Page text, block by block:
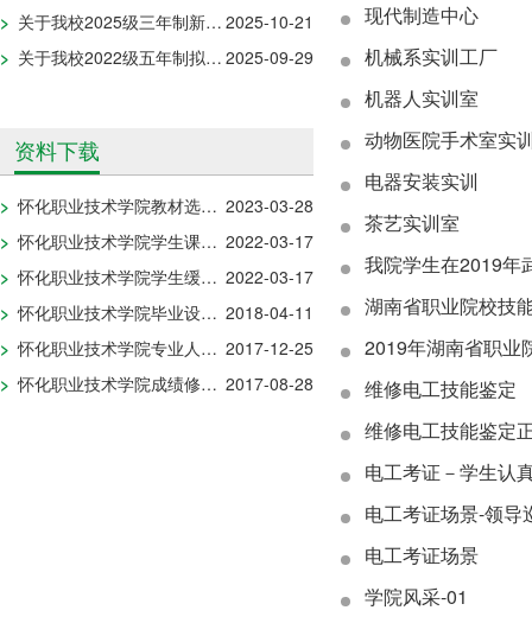
2025-10-21
> 关于我校2025级三年制新生拟放弃入学资格名单的公示
2025-09-29
> 关于我校2022级五年制拟放弃入学资格学生名单公示
资料下载
2023-03-28
> 怀化职业技术学院教材选用申报表
2022-03-17
> 怀化职业技术学院学生课程免修申请表
2022-03-17
> 怀化职业技术学院学生缓考申请表
2018-04-11
> 怀化职业技术学院毕业设计模板（2024届）
2017-12-25
> 怀化职业技术学院专业人才培养方案调整实施审批表
2017-08-28
> 怀化职业技术学院成绩修改审批表
现代制造中心
机械系实训工厂
机器人实训室
动物医院手术室实
电器安装实训
茶艺实训室
我院学生在2019年武
湖南省职业院校技
2019年湖南省职业
维修电工技能鉴定
维修电工技能鉴定
电工考证－学生认
电工考证场景-领导
电工考证场景
学院风采-01